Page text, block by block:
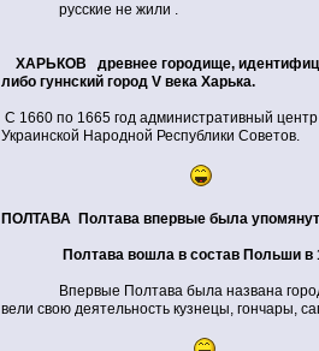
русские не жили .
ХАРЬКОВ древнее городище,
либо гуннский город V века Харька.
С 1660 по 1665 год административный
Украинской Народной Республики Советов.
ПОЛТАВА Полтава впервые была
Полтава вошла в состав Польши в
Впервые Полтава была названа городом
вели свою деятельность кузнецы, гончары,